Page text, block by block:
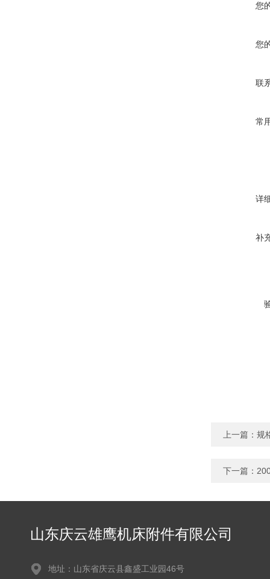
您
您
联
常
详
补
上一篇： 规
下一篇：
山东庆云雄鹰机床附件有限公司
地址：山东省庆云县鑫盛工业园46号